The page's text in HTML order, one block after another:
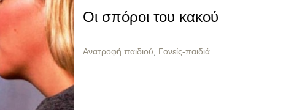
Οι σπόροι του κακού
Ανατροφή παιδιού Γονείς-παιδιά